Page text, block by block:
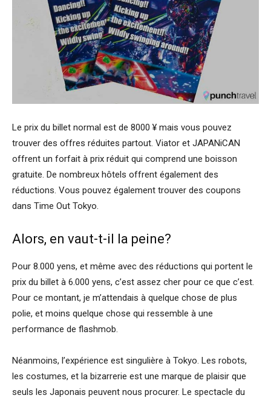
Le prix du billet normal est de 8000 ¥ mais vous pouvez
trouver des offres réduites partout. Viator et JAPANiCAN
offrent un forfait à prix réduit qui comprend une boisson
gratuite. De nombreux hôtels offrent également des
réductions. Vous pouvez également trouver des coupons
dans Time Out Tokyo.
Alors, en vaut-t-il la peine?
Pour 8.000 yens, et même avec des réductions qui portent le
prix du billet à 6.000 yens, c’est assez cher pour ce que c’est.
Pour ce montant, je m’attendais à quelque chose de plus
polie, et moins quelque chose qui ressemble à une
performance de flashmob.
Néanmoins, l’expérience est singulière à Tokyo. Les robots,
les costumes, et la bizarrerie est une marque de plaisir que
seuls les Japonais peuvent nous procurer. Le spectacle du